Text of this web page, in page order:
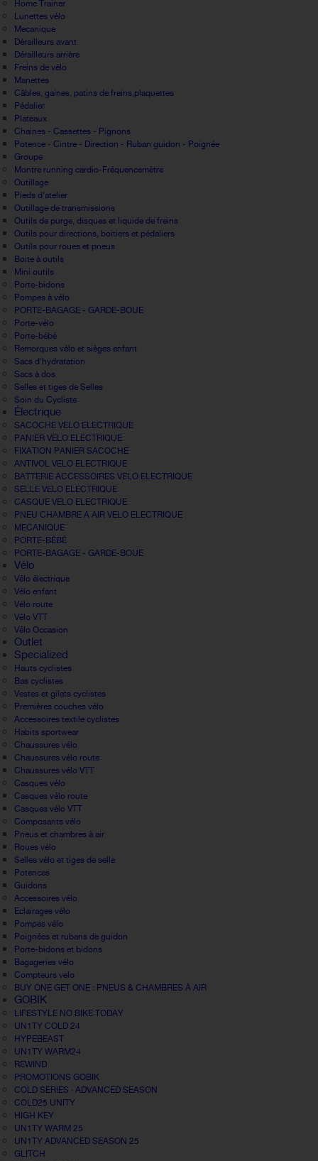
Home Trainer
Lunettes vélo
Mecanique
Dérailleurs avant
Dérailleurs arrière
Freins de vélo
Manettes
Câbles, gaines, patins de freins,plaquettes
Pédalier
Plateaux
Chaines - Cassettes - Pignons
Potence - Cintre - Direction - Ruban guidon - Poignée
Groupe
Montre running cardio-Fréquencemètre
Outillage
Pieds d'atelier
Outillage de transmissions
Outils de purge, disques et liquide de freins
Outils pour directions, boitiers et pédaliers
Outils pour roues et pneus
Boite à outils
Mini outils
Porte-bidons
Pompes à vélo
PORTE-BAGAGE - GARDE-BOUE
Porte-vélo
Porte-bébé
Remorques vélo et sièges enfant
Sacs d'hydratation
Sacs à dos
Selles et tiges de Selles
Soin du Cycliste
Électrique
SACOCHE VELO ELECTRIQUE
PANIER VELO ELECTRIQUE
FIXATION PANIER SACOCHE
ANTIVOL VELO ELECTRIQUE
BATTERIE ACCESSOIRES VELO ELECTRIQUE
SELLE VELO ELECTRIQUE
CASQUE VELO ELECTRIQUE
PNEU CHAMBRE A AIR VELO ELECTRIQUE
MECANIQUE
PORTE-BÉBÉ
PORTE-BAGAGE - GARDE-BOUE
Vélo
Vélo électrique
Vélo enfant
Vélo route
Vélo VTT
Vélo Occasion
Outlet
Specialized
Hauts cyclistes
Bas cyclistes
Vestes et gilets cyclistes
Premières couches vélo
Accessoires textile cyclistes
Habits sportwear
Chaussures vélo
Chaussures vélo route
Chaussures vélo VTT
Casques vélo
Casques vélo route
Casques vélo VTT
Composants vélo
Pneus et chambres à air
Roues vélo
Selles vélo et tiges de selle
Potences
Guidons
Accessoires vélo
Eclairages vélo
Pompes vélo
Poignées et rubans de guidon
Porte-bidons et bidons
Bagageries vélo
Compteurs velo
BUY ONE GET ONE : PNEUS & CHAMBRES À AIR
GOBIK
LIFESTYLE NO BIKE TODAY
UN1TY COLD 24
HYPEBEAST
UN1TY WARM24
REWIND
PROMOTIONS GOBIK
COLD SERIES · ADVANCED SEASON
COLD25 UNITY
HIGH KEY
UN1TY WARM 25
UN1TY ADVANCED SEASON 25
GLITCH